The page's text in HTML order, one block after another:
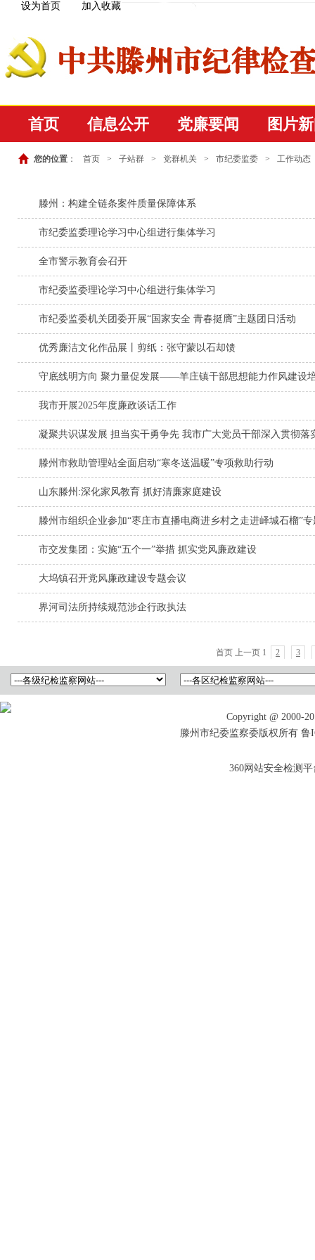
设为首页 加入收藏
首页 信息公开 党廉要闻 图片
您的位置 ： 首页 > 子站群 > 党群机关 > 市纪委监委 > 工作动态
滕州：构建全链条案件质量保障体系
市纪委监委理论学习中心组进行集体学习
全市警示教育会召开
市纪委监委理论学习中心组进行集体学习
市纪委监委机关团委开展“国家安全 青春挺膺”主题团日活动
优秀廉洁文化作品展丨剪纸：张守蒙以石却馈
守底线明方向 聚力量促发展——羊庄镇干部思想能力作风建设
我市开展2025年度廉政谈话工作
凝聚共识谋发展 担当实干勇争先 我市广大党员干部深入贯彻落
滕州市救助管理站全面启动“寒冬送温暖”专项救助行动
山东滕州:深化家风教育 抓好清廉家庭建设
滕州市组织企业参加“枣庄市直播电商进乡村之走进峄城石榴”
市交发集团：实施“五个一”举措 抓实党风廉政建设
大坞镇召开党风廉政建设专题会议
界河司法所持续规范涉企行政执法
首页 上一页 1 2 3
Copyright @ 2000-
滕州市纪委监察委版权所有 鲁
360网站安全检测平